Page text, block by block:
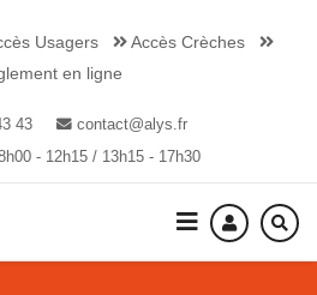
Usagers
Accès Crèches
en ligne
43
contact@alys.fr
- 12h15 / 13h15 - 17h30